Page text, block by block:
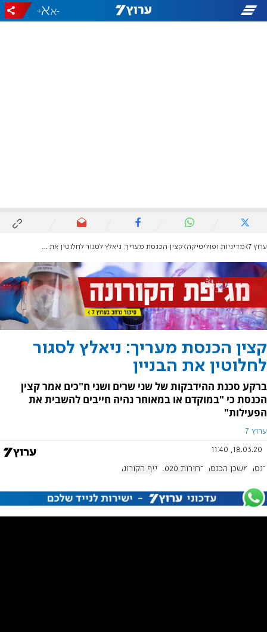
-
+
ערוץ 7 מדיניות ופוליטיקה קצין הכנסת מעריך: ניאלץ לסגור לחלוטין את הבניין
קצין הכנסת מעריך: ניאלץ לסגור
לחלוטין את הבניין
ברקע סכנת ההידבקות של שני שרים ושני ח"כים אמר קצין
הכנסת כי "במוקדם או במאוחר נהיה חייבים להשבית את
הפעילות"
ערוץ 7
18.03.20, 11:40
כנסת משכן הכנסת בחירות 2020 נגיף הקורונה